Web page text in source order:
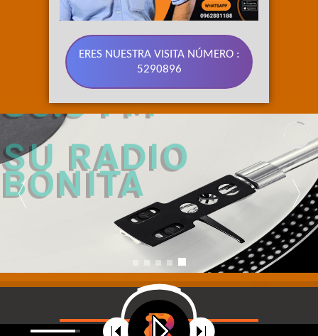
ERES NUESTRA VISITA NÚMERO :
5290896
89.3 FM
SU RADIO
BONITA